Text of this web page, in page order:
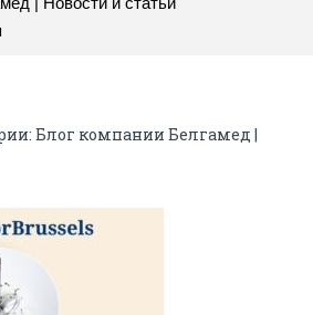
Блог компании Белгамед |